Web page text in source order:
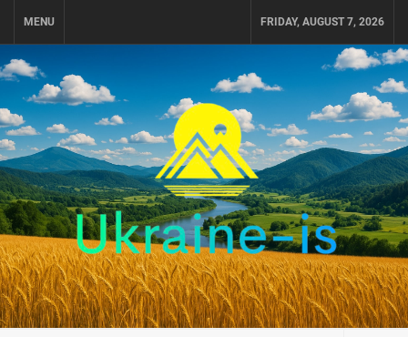
MENU FRIDAY, AUGUST 7, 2026
UKRAINE-IS
ПОДОРОЖI ПО УКРАЇНІ